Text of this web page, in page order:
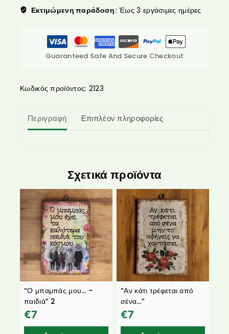
Εκτιμώμενη παράδοση: Έως 3 εργάσιμες ημέρες
Guaranteed Safe And Secure Checkout
Κωδικός προϊόντος: 2123
Περιγραφή Επιπλέον πληροφορίες
Σχετικά προϊόντα
“Ο μπαμπάς μου… –
παιδιά” 2
€7
“Αν κάτι τρέφεται από
σένα…”
€7